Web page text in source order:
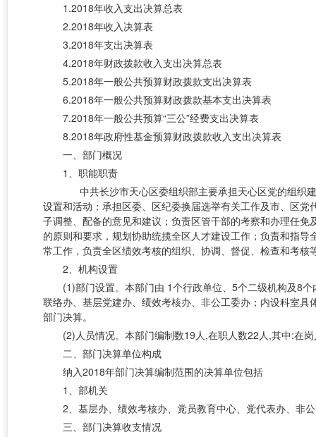
1.2018年收入支出决算总表
2.2018年收入决算表
3.2018年支出决算表
4.2018年财政拨款收入支出决算总表
5.2018年一般公共预算财政拨款支出决算表
6.2018年一般公共预算财政拨款基本支出决算表
7.2018年一般公共预算“三公”经费支出决算表
8.2018年政府性基金预算财政拨款收入支出决算表
一、部门概况
1、职能职责
中共长沙市天心区委组织部主要承担天心区党的组织
设置和活动；承担区委、区纪委换届选举有关工作及市、区
子调整、配备的意见和建议；负责区管干部的考察和办理任
的原则和要求，规划协助统揽全区人才建设工作；负责和指
常工作，负责全区绩效考核的组织、协调、督促、检查和考
2、机构设置
(1)部门设置。本部门由 1个行政单位、5个二级机构及8
联络办、基层党建办、绩效考核办、非公工委办；内设科室
部门决算。
(2)人员情况。本部门编制数19人,在职人数22人,其中:在
二、部门决算单位构成
纳入2018年部门决算编制范围的决算单位包括
1、部机关
2、基层办、绩效考核办、党员教育中心、党代表办、非
三、部门决算收支情况